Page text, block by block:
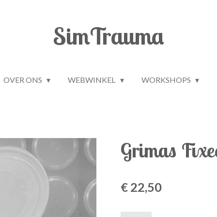
SimTrauma
OVER ONS WEBWINKEL WORKSHOPS
Grimas
€ 22,50